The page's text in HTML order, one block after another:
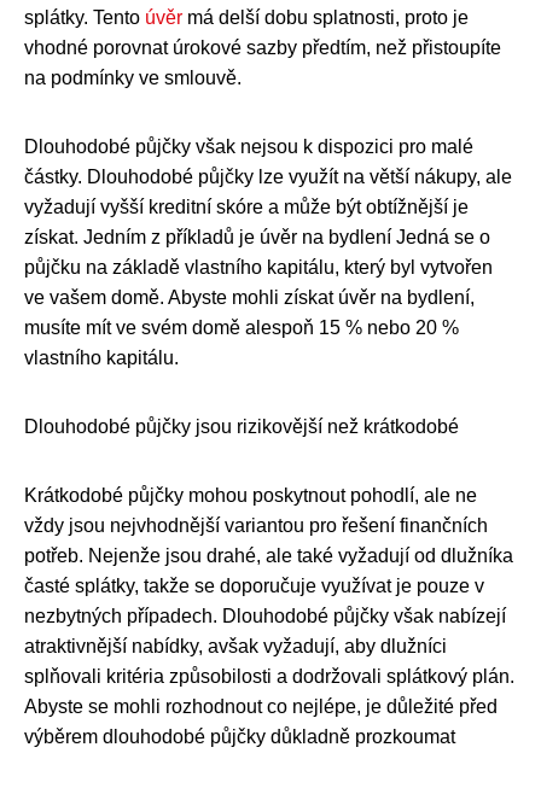
splátky. Tento úvěr má delší dobu splatnosti, proto je
vhodné porovnat úrokové sazby předtím, než přistoupíte
na podmínky ve smlouvě.
Dlouhodobé půjčky však nejsou k dispozici pro malé
částky. Dlouhodobé půjčky lze využít na větší nákupy, ale
vyžadují vyšší kreditní skóre a může být obtížnější je
získat. Jedním z příkladů je úvěr na bydlení Jedná se o
půjčku na základě vlastního kapitálu, který byl vytvořen
ve vašem domě. Abyste mohli získat úvěr na bydlení,
musíte mít ve svém domě alespoň 15 % nebo 20 %
vlastního kapitálu.
Dlouhodobé půjčky jsou rizikovější než krátkodobé
Krátkodobé půjčky mohou poskytnout pohodlí, ale ne
vždy jsou nejvhodnější variantou pro řešení finančních
potřeb. Nejenže jsou drahé, ale také vyžadují od dlužníka
časté splátky, takže se doporučuje využívat je pouze v
nezbytných případech. Dlouhodobé půjčky však nabízejí
atraktivnější nabídky, avšak vyžadují, aby dlužníci
splňovali kritéria způsobilosti a dodržovali splátkový plán.
Abyste se mohli rozhodnout co nejlépe, je důležité před
výběrem dlouhodobé půjčky důkladně prozkoumat